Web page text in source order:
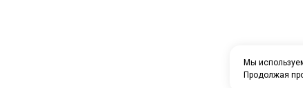
Мы
Продолжая